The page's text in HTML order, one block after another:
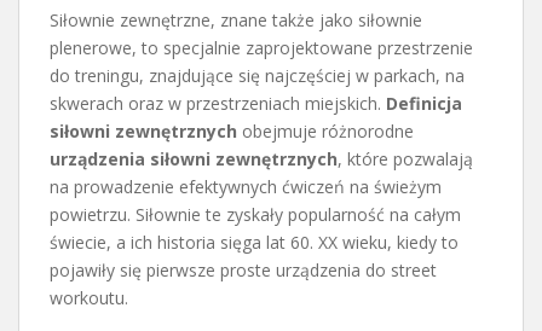
Siłownie zewnętrzne, znane także jako siłownie
plenerowe, to specjalnie zaprojektowane przestrzenie
do treningu, znajdujące się najczęściej w parkach, na
skwerach oraz w przestrzeniach miejskich. Definicja
siłowni zewnętrznych obejmuje różnorodne
urządzenia siłowni zewnętrznych, które pozwalają
na prowadzenie efektywnych ćwiczeń na świeżym
powietrzu. Siłownie te zyskały popularność na całym
świecie, a ich historia sięga lat 60. XX wieku, kiedy to
pojawiły się pierwsze proste urządzenia do street
workoutu.